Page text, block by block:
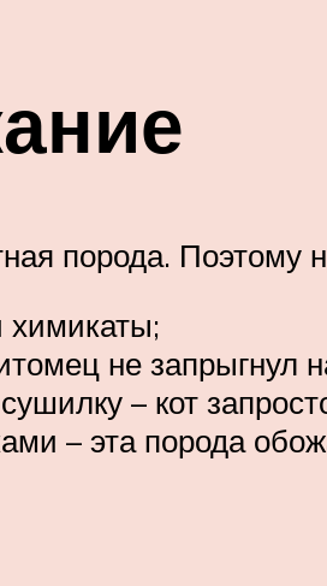
порода. Поэтому
химикаты;
не запрыгнул
– кот
– эта порода